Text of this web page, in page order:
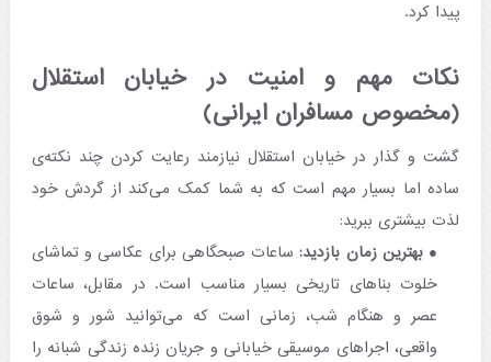
پیدا کرد.
نکات مهم و امنیت در خیابان استقلال
(مخصوص مسافران ایرانی)
گشت و گذار در خیابان استقلال نیازمند رعایت کردن چند نکته‌ی
ساده اما بسیار مهم است که به شما کمک می‌کند از گردش خود
لذت بیشتری ببرید:
بهترین زمان بازدید: ساعات صبحگاهی برای عکاسی و تماشای
خلوت بناهای تاریخی بسیار مناسب است. در مقابل، ساعات
عصر و هنگام شب، زمانی است که می‌توانید شور و شوق
واقعی، اجراهای موسیقی خیابانی و جریان زنده زندگی شبانه را